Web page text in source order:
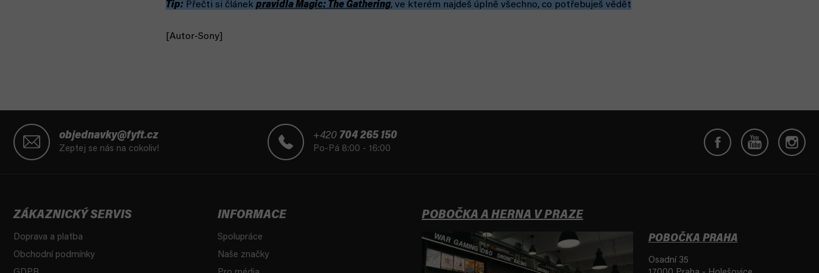
Tip: Přečti si článek pravidla Magic: The Gathering, ve kterém najdeš úplně všechno, co potřebuješ vědět
[Autor-Sony]
objednavky@fyft.cz
Zeptej se nás na cokoliv!
+420 704 265 150
Po-Pá 8:00 - 16:00
ZÁKAZNICKÝ SERVIS
Doprava a platba
Obchodní podmínky
INFORMACE
Spolupráce
Naše značky
POBOČKA A HERNA V PRAZE
POBOČKA PRAHA
Osadní 35